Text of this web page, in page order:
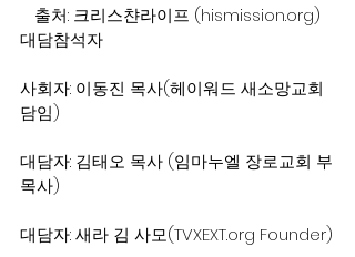
출처: 크리스챤라이프 (hismission.org)
대담참석자
사회자: 이동진 목사(헤이워드 새소망교회
담임)
대담자: 김태오 목사 (임마누엘 장로교회 부
목사)
대담자: 새라 김 사모(TVXEXT.org Founder)